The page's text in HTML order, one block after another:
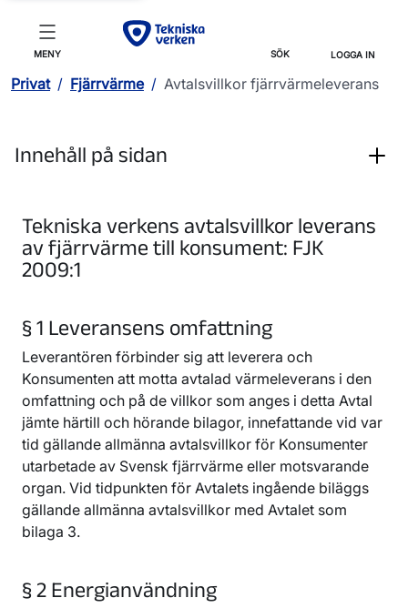
MENY SÖK LOGGA IN
Privat / Fjärrvärme / Avtalsvillkor fjärrvärmeleverans
Innehåll på sidan
Tekniska verkens avtalsvillkor leverans
av fjärrvärme till konsument: FJK
2009:1
§ 1 Leveransens omfattning
Leverantören förbinder sig att leverera och
Konsumenten att motta avtalad värmeleverans i den
omfattning och på de villkor som anges i detta Avtal
jämte härtill och hörande bilagor, innefattande vid var
tid gällande allmänna avtalsvillkor för Konsumenter
utarbetade av Svensk fjärrvärme eller motsvarande
organ. Vid tidpunkten för Avtalets ingående biläggs
gällande allmänna avtalsvillkor med Avtalet som
bilaga 3.
§ 2 Energianvändning